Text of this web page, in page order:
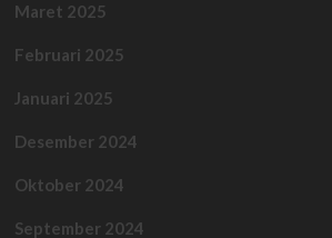
Maret 2025
Februari 2025
Januari 2025
Desember 2024
Oktober 2024
September 2024